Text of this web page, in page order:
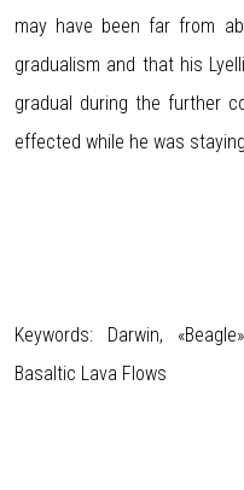
may have been far from
gradualism and that his
gradual during the further
effected while he was
Keywords: Darwin,
Basaltic Lava Flows